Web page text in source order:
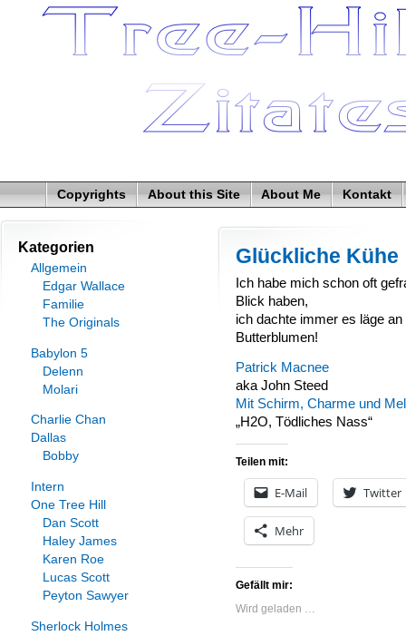
Copyrights About this Site About Me Kontakt
Glückliche Kühe
Ich habe mich schon oft
Blick haben,
ich dachte immer es läge
Butterblumen!
Patrick Macnee
aka John Steed
Mit Schirm, Charme und
„H2O, Tödliches Nass“
Teilen mit:
E-Mail Twitter
Mehr
Gefällt mir:
Wird geladen …
Kategorien
Allgemein
Edgar Wallace
Familie
The Originals
Babylon 5
Delenn
Molari
Charlie Chan
Dallas
Bobby
Intern
One Tree Hill
Dan Scott
Haley James
Karen Roe
Lucas Scott
Peyton Sawyer
Sherlock Holmes